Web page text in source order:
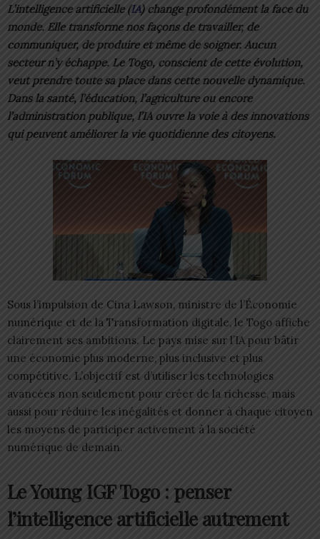
L’intelligence artificielle (IA) change profondément la face du
monde. Elle transforme nos façons de travailler, de
communiquer, de produire et même de soigner. Aucun
secteur n’y échappe. Le Togo, conscient de cette évolution,
veut prendre toute sa place dans cette nouvelle dynamique.
Dans la santé, l’éducation, l’agriculture ou encore
l’administration publique, l’IA ouvre la voie à des innovations
qui peuvent améliorer la vie quotidienne des citoyens.
Sous l’impulsion de Cina Lawson, ministre de l’Économie
numérique et de la Transformation digitale, le Togo affiche
clairement ses ambitions. Le pays mise sur l’IA pour bâtir
une économie plus moderne, plus inclusive et plus
compétitive. L’objectif est d’utiliser les technologies
avancées non seulement pour créer de la richesse, mais
aussi pour réduire les inégalités et donner à chaque citoyen
les moyens de participer activement à la société
numérique de demain.
Le Young IGF Togo : penser
l’intelligence artificielle autrement